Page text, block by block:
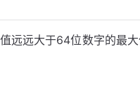
远远大于64位数字的最